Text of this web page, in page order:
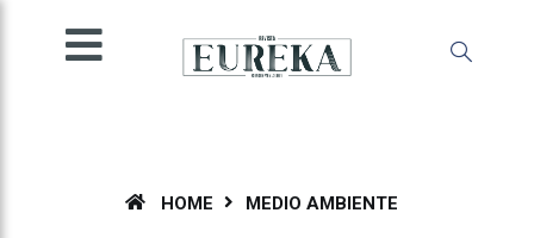
INGENIO
ESPECIALES
HOME MEDIO AMBIENTE